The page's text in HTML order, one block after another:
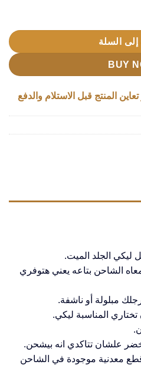
إلى السلة
BUY
المنتج قبل الاستلام والدفع
ليكي الجلد الميت.
الشاحن بتاعه يعني هتوفري
مبلولة أو ناشفة.
المناسبة ليكي.
علشان تتاكدي انه بيشحن.
معدنية موجودة في الشاحن